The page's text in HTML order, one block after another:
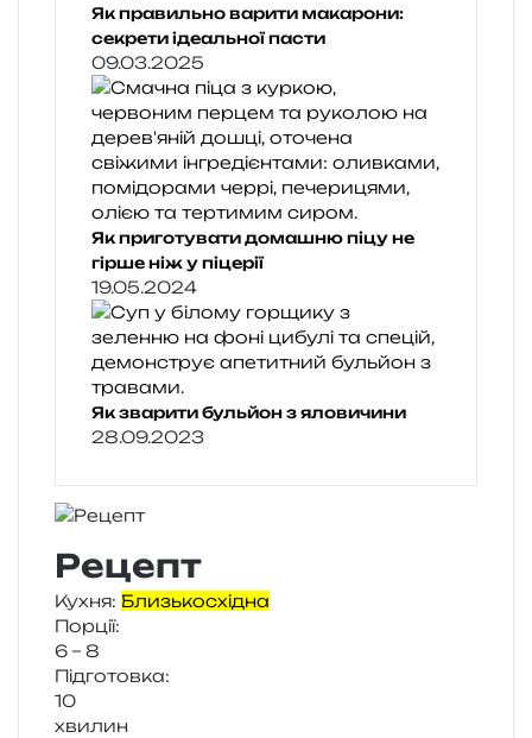
Як правильно варити макарони:
секрети ідеальної пасти
09.03.2025
Як приготувати домашню піцу не
гірше ніж у піцерії
19.05.2024
Як зварити бульйон з яловичини
28.09.2023
Рецепт
Кухня: Близькосхідна
Порції:
6 – 8
Підготовка:
10
хви­лин